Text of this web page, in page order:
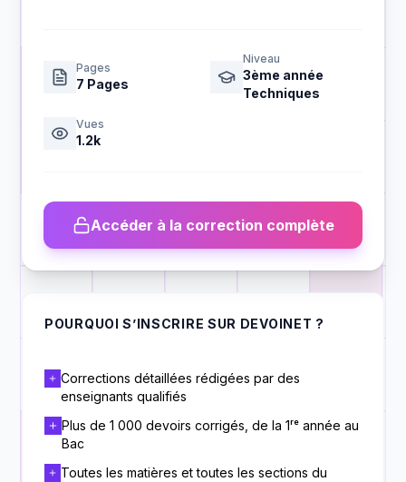
Pages
7 Pages
Niveau
3ème année
Techniques
Vues
1.2k
Accéder à la correction complète
POURQUOI S’INSCRIRE SUR DEVOINET ?
Corrections détaillées rédigées par des
enseignants qualifiés
Plus de 1 000 devoirs corrigés, de la 1ʳᵉ année au
Bac
Toutes les matières et toutes les sections du